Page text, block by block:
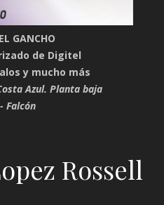
GANCHO
de Digitel
y mucho más
Azul. Planta baja
Falcón
Rossell